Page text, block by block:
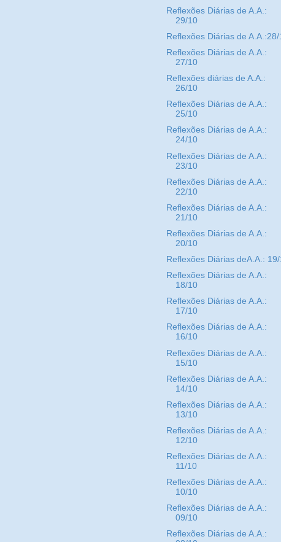
Reflexões Diárias de A.A.:
29/10
Reflexões Diárias de A.A.:28/
Reflexões Diárias de A.A.:
27/10
Reflexões diárias de A.A.:
26/10
Reflexões Diárias de A.A.:
25/10
Reflexões Diárias de A.A.:
24/10
Reflexões Diárias de A.A.:
23/10
Reflexões Diárias de A.A.:
22/10
Reflexões Diárias de A.A.:
21/10
Reflexões Diárias de A.A.:
20/10
Reflexões Diárias deA.A.:
Reflexões Diárias de A.A.:
18/10
Reflexões Diárias de A.A.:
17/10
Reflexões Diárias de A.A.:
16/10
Reflexões Diárias de A.A.:
15/10
Reflexões Diárias de A.A.:
14/10
Reflexões Diárias de A.A.:
13/10
Reflexões Diárias de A.A.:
12/10
Reflexões Diárias de A.A.:
11/10
Reflexões Diárias de A.A.:
10/10
Reflexões Diárias de A.A.:
09/10
Reflexões Diárias de A.A.: